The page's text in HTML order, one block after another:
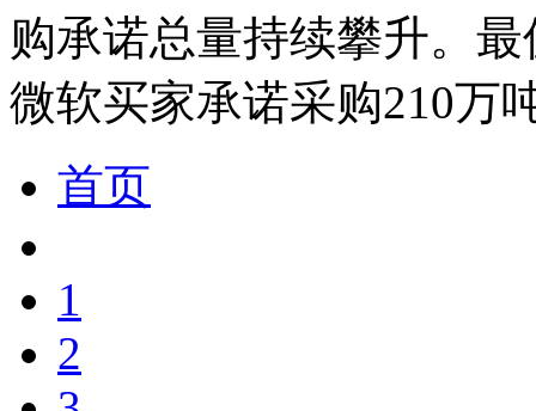
购承诺总量持续攀升。
微软买家承诺采购210万
首页
1
2